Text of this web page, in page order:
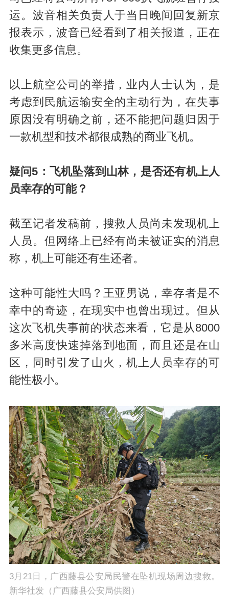
运。波音相关负责人于当日晚间回复新京
报表示，波音已经看到了相关报道，正在
收集更多信息。
以上航空公司的举措，业内人士认为，是
考虑到民航运输安全的主动行为，在失事
原因没有明确之前，还不能把问题归因于
一款机型和技术都很成熟的商业飞机。
疑问5：飞机坠落到山林，是否还有机上人
员幸存的可能？
截至记者发稿前，搜救人员尚未发现机上
人员。但网络上已经有尚未被证实的消息
称，机上可能还有生还者。
这种可能性大吗？王亚男说，幸存者是不
幸中的奇迹，在现实中也曾出现过。但从
这次飞机失事前的状态来看，它是从8000
多米高度快速掉落到地面，而且还是在山
区，同时引发了山火，机上人员幸存的可
能性极小。
3月21日，广西藤县公安局民警在坠机现场周边搜救。
新华社发（广西藤县公安局供图）